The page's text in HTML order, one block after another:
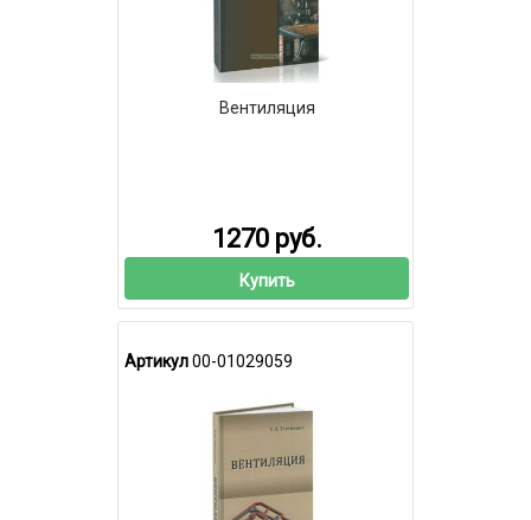
Вентиляция
1270 руб.
Купить
Артикул00-01029059